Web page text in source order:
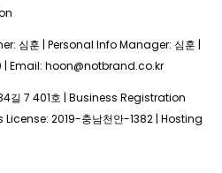
심훈 | Personal Info Manager: 심훈 |
Email: hoon@notbrand.co.kr
길 7 401호 | Business Registration
License: 2019-충남천안-1382 | Hosting